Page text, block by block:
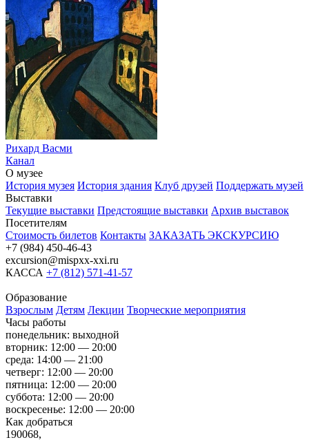
Рихард Васми
Канал
О музее
История музея История здания Клуб друзей Поддержать музей
Выставки
Текущие выставки Предстоящие выставки Архив выставок
Посетителям
Стоимость билетов Контакты ЗАКАЗАТЬ ЭКСКУРСИЮ
+7 (984) 450-46-43
excursion@mispxx-xxi.ru
КАССА +7 (812) 571-41-57
Образование
Взрослым Детям Лекции Творческие мероприятия
Часы работы
понедельник: выходной
вторник: 12:00 — 20:00
среда: 14:00 — 21:00
четверг: 12:00 — 20:00
пятница: 12:00 — 20:00
суббота: 12:00 — 20:00
воскресенье: 12:00 — 20:00
Как добраться
190068,